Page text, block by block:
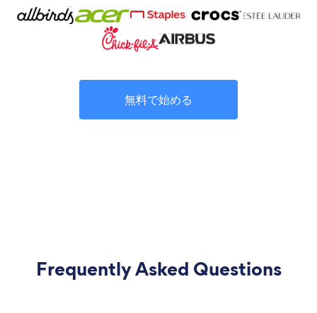
無料で始める
Frequently Asked Questions